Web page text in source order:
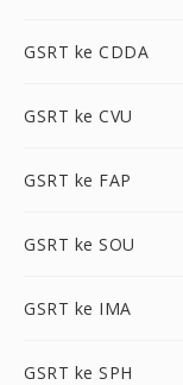
GSRT ke CDDA
GSRT ke CVU
GSRT ke FAP
GSRT ke SOU
GSRT ke IMA
GSRT ke SPH